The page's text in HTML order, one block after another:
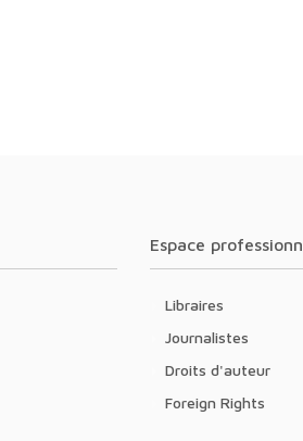
Espace
Libraires
Journalistes
Droits d'auteur
Foreign Rights